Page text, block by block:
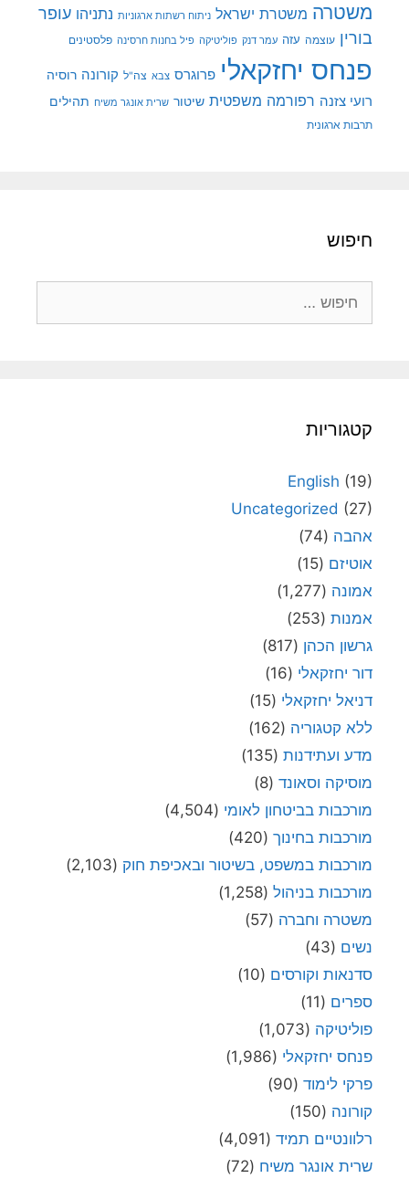
משטרה משטרת ישראל ניתוח רשתות ארגוניות נתניהו עופר
בורין עוצמה עזה עמר דנק פוליטיקה פיל בחנות חרסינה פלסטינים
פנחס יחזקאלי פרוגרס צבא צה"ל קורונה רוסיה
רועי צזנה רפורמה משפטית שיטור שרית אונגר משיח תהילים
תרבות ארגונית
חיפוש
קטגוריות
English (19)
Uncategorized (27)
אהבה (74)
אוטיזם (15)
אמונה (1,277)
אמנות (253)
גרשון הכהן (817)
דור יחזקאלי (16)
דניאל יחזקאלי (15)
ללא קטגוריה (162)
מדע ועתידנות (135)
מוסיקה וסאונד (8)
מורכבות בביטחון לאומי (4,504)
מורכבות בחינוך (420)
מורכבות במשפט, בשיטור ובאכיפת חוק (2,103)
מורכבות בניהול (1,258)
משטרה וחברה (57)
נשים (43)
סדנאות וקורסים (10)
ספרים (11)
פוליטיקה (1,073)
פנחס יחזקאלי (1,986)
פרקי לימוד (90)
קורונה (150)
רלוונטיים תמיד (4,091)
שרית אונגר משיח (72)